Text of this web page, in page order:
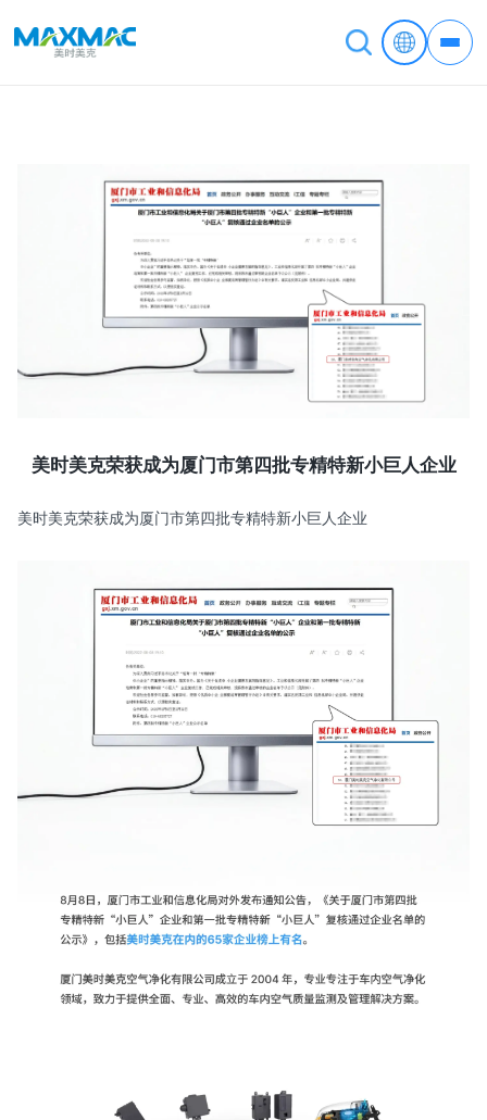
美时美克荣获成为厦门市第四批专精特新小巨人企业
美时美克荣获成为厦门市第四批专精特新小巨人企业